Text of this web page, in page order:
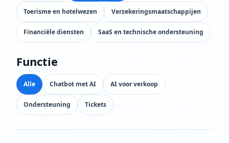
Toerisme en hotelwezen Verzekeringsmaatschappijen
Financiële diensten SaaS en technische ondersteuning
Functie
Alle Chatbot met AI AI voor verkoop
Ondersteuning Tickets